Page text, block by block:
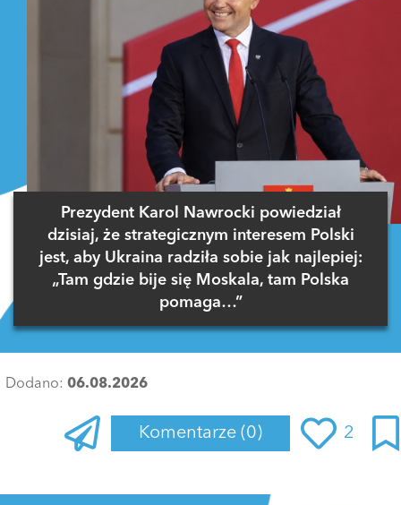
Prezydent Karol Nawrocki powiedział
dzisiaj, że strategicznym interesem Polski
jest, aby Ukraina radziła sobie jak najlepiej:
„Tam gdzie bije się Moskala, tam Polska
pomaga…”
Dodano: 06.08.2026
Komentarze (0) 2